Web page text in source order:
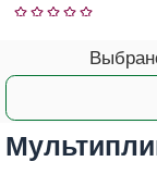
1 2 3 4 5